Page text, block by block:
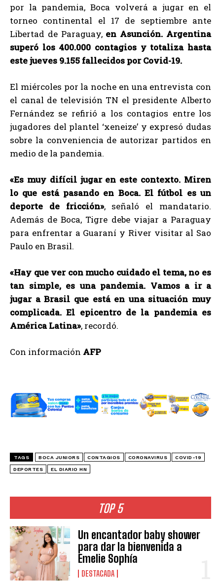
TOP 5
Un encantador baby shower
para dar la bienvenida a
Emelie Sophía
DESTACADA
por la pandemia, Boca volverá a jugar en el
torneo continental el 17 de septiembre ante
Libertad de Paraguay, en Asunción. Argentina
superó los 400.000 contagios y totaliza hasta
este jueves 9.155 fallecidos por Covid-19.
El miércoles por la noche en una entrevista con
el canal de televisión TN el presidente Alberto
Fernández se refirió a los contagios entre los
jugadores del plantel ‘xeneize’ y expresó dudas
sobre la conveniencia de autorizar partidos en
medio de la pandemia.
«Es muy difícil jugar en este contexto. Miren
lo que está pasando en Boca. El fútbol es un
deporte de fricción», señaló el mandatario.
Además de Boca, Tigre debe viajar a Paraguay
para enfrentar a Guaraní y River visitar al Sao
Paulo en Brasil.
«Hay que ver con mucho cuidado el tema, no es
tan simple, es una pandemia. Vamos a ir a
jugar a Brasil que está en una situación muy
complicada. El epicentro de la pandemia es
América Latina», recordó.
Con información AFP
TAGS BOCA JUNIORS CONTAGIOS CORONAVIRUS COVID-19
DEPORTES EL DIARIO HN